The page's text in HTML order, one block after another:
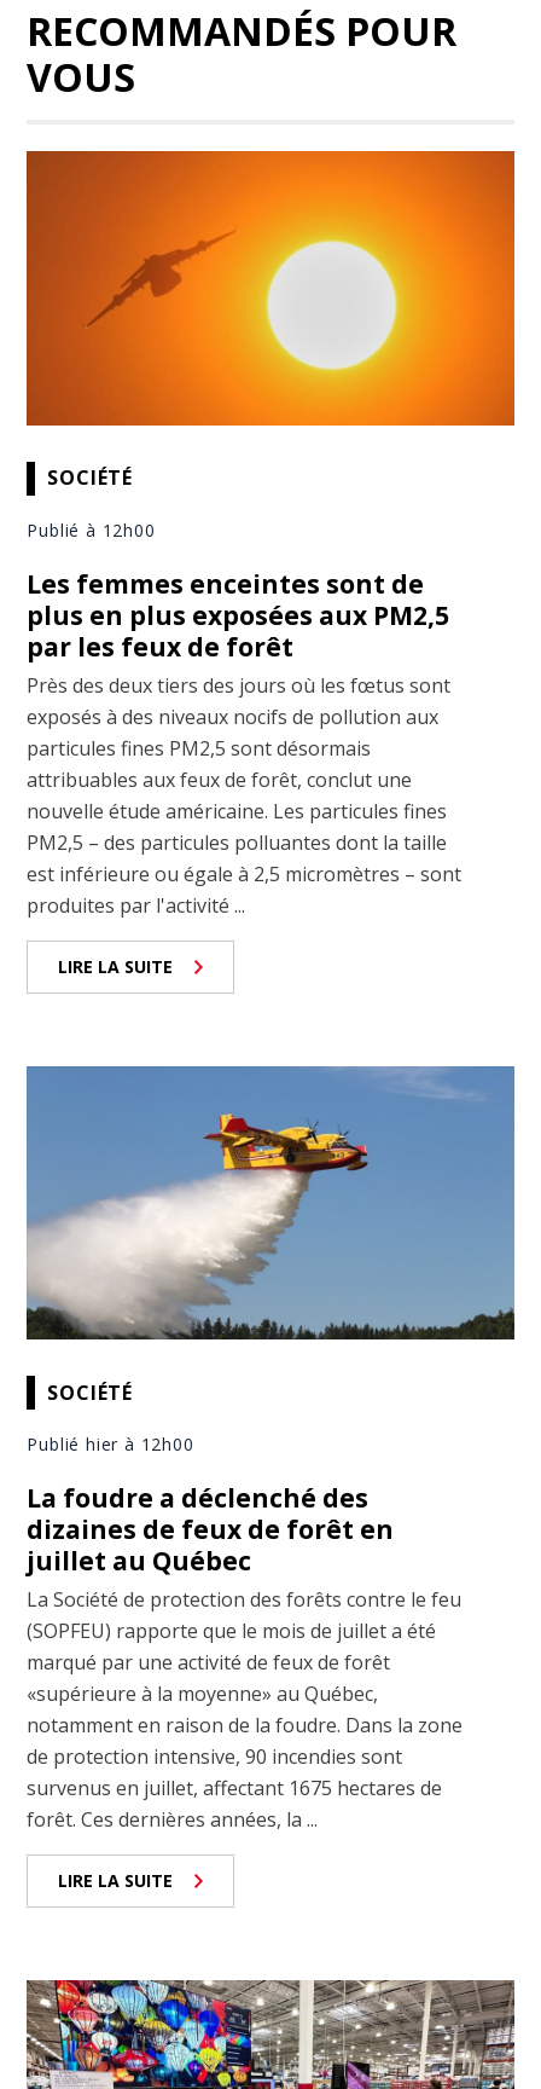
RECOMMANDÉS POUR
VOUS
SOCIÉTÉ
Publié à 12h00
Les femmes enceintes sont de
plus en plus exposées aux PM2,5
par les feux de forêt
Près des deux tiers des jours où les fœtus sont
exposés à des niveaux nocifs de pollution aux
particules fines PM2,5 sont désormais
attribuables aux feux de forêt, conclut une
nouvelle étude américaine. Les particules fines
PM2,5 – des particules polluantes dont la taille
est inférieure ou égale à 2,5 micromètres – sont
produites par l'activité ...
LIRE LA SUITE
SOCIÉTÉ
Publié hier à 12h00
La foudre a déclenché des
dizaines de feux de forêt en
juillet au Québec
La Société de protection des forêts contre le feu
(SOPFEU) rapporte que le mois de juillet a été
marqué par une activité de feux de forêt
«supérieure à la moyenne» au Québec,
notamment en raison de la foudre. Dans la zone
de protection intensive, 90 incendies sont
survenus en juillet, affectant 1675 hectares de
forêt. Ces dernières années, la ...
LIRE LA SUITE